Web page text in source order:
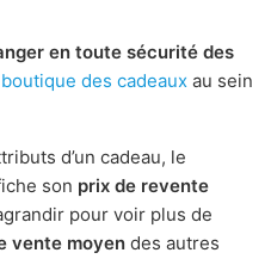
en toute sécurité des
boutique des cadeaux au sein
d’un cadeau, le
son prix de revente
pour voir plus de
vente moyen des autres